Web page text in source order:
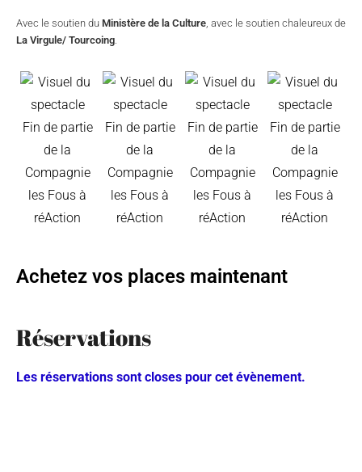
Avec le soutien du Ministère de la Culture, avec le soutien chaleureux de
La Virgule/ Tourcoing.
Achetez vos places maintenant
Réservations
Les réservations sont closes pour cet évènement.